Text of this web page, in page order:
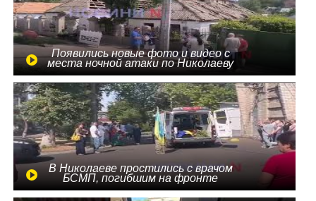
Появились новые фото и видео с
места ночной атаки по Николаеву
В Николаеве простились с врачом
БСМП, погибшим на фронте